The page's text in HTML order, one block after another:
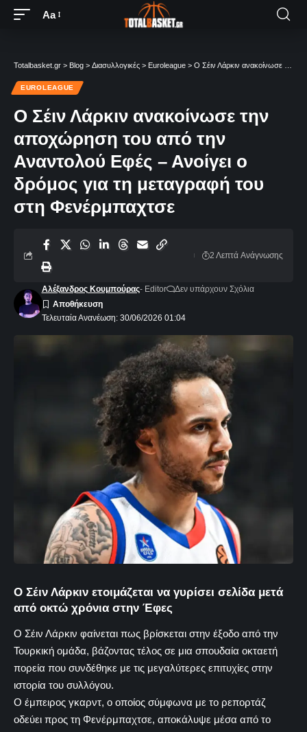
Aa
Totalbasket.gr > Blog > Διασυλλογικές > Euroleague > O Σέιν Λάρκιν ανακοίνωσε την αποχώρηση του από την Αναντολού Εφές – Ανοίγει ο δρόμος για τη μεταγραφή του στη Φενέρμπαχτσε
EUROLEAGUE
O Σέιν Λάρκιν ανακοίνωσε την
αποχώρηση του από την
Αναντολού Εφές – Ανοίγει ο
δρόμος για τη μεταγραφή του
στη Φενέρμπαχτσε
Τελευταία Ανανέωση: 30/06/2026 01:04
Αλέξανδρος Κουμπούρας- Editor Δεν υπάρχουν Σχόλια
2 Λεπτά Aνάγνωσης
Ο Σέιν Λάρκιν ετοιμάζεται να γυρίσει σελίδα μετά
από οκτώ χρόνια στην Έφες
Ο Σέιν Λάρκιν φαίνεται πως βρίσκεται στην έξοδο από την
Τουρκική ομάδα, βάζοντας τέλος σε μια σπουδαία οκταετή
πορεία που συνδέθηκε με τις μεγαλύτερες επιτυχίες στην
ιστορία του συλλόγου.
Ο έμπειρος γκαρντ, ο οποίος σύμφωνα με το ρεπορτάζ
οδεύει προς τη Φενέρμπαχτσε, αποκάλυψε μέσα από το